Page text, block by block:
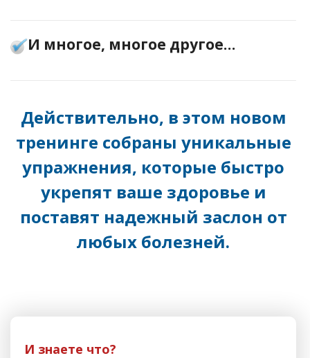
И многое, многое другое…
Действительно, в этом новом
тренинге собраны уникальные
упражнения, которые быстро
укрепят ваше здоровье и
поставят надежный заслон от
любых болезней.
И знаете что?